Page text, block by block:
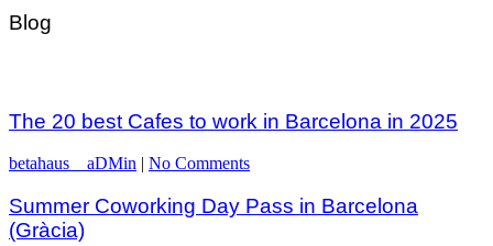
Blog
The 20 best Cafes to work in Barcelona in 2025
betahaus__aDMin | No Comments
Summer Coworking Day Pass in Barcelona
(Gràcia)